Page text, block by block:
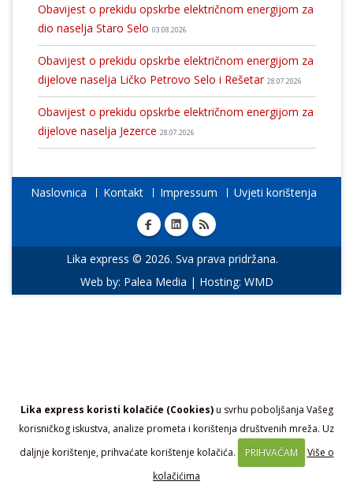
Lika express koristi kolačiće (Cookies)u svrhu poboljšanja Vašeg
korisničkog iskustva, analize prometa i korištenja društvenih mreža. Uz
daljnje korištenje, prihvaćate korištenje kolačića.
PRIHVAĆAM
Više o
kolačićima
Obavijest o prekidu opskrbe električnom energijom za
dio naselja Staro Selo 03.08.2026
Obavijest o prekidu opskrbe električnom energijom za
dijelove naselja Ličko Petrovo Selo i Rešetar 28.07.2026
Obavijest o prekidu opskrbe električnom energijom za
dijelove naselja Jezerce 28.07.2026
Naslovnica Kontakt Impressum Uvjeti korištenja
Lika express © 2026. Sva prava pridržana.
Web by: Palea Media | Hosting: WMD